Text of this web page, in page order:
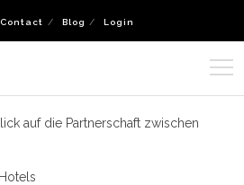
Contact Blog Login
auf die Partnerschaft zwischen